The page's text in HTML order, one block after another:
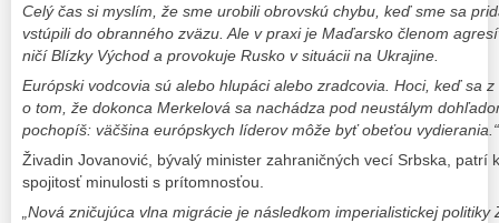
Celý čas si myslím, že sme urobili obrovskú chybu, keď sme sa
vstúpili do obranného zväzu. Ale v praxi je Maďarsko členom
ničí Blízky Východ a provokuje Rusko v situácii na Ukrajine.
Európski vodcovia sú alebo hlupáci alebo zradcovia. Hoci, keď sa
o tom, že dokonca Merkelová sa nachádza pod neustálym
pochopíš: väčšina európskych líderov môže byť obeťou vydierania.“
Živadin Jovanović, bývalý minister zahraničných vecí Srbska, patrí
spojitosť minulosti s prítomnosťou.
„Nová zničujúca vlna migrácie je následkom imperialistickej politiky